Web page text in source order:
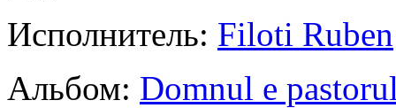
Исполнитель: Filoti Ruben
Альбом: Domnul e